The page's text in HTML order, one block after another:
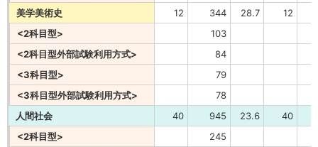
美学美術史
12 344 28.7
12
<2科目型>
103
<2科目型外部試験利用方式>
84
<3科目型>
79
<3科目型外部試験利用方式>
78
人間社会
40 945 23.6 40
<2科目型>
245